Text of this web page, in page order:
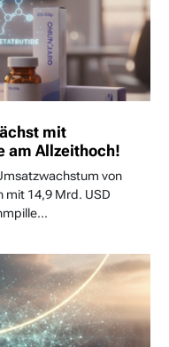
mit
am Allzeithoch!
von
mit 14,9 Mrd. USD